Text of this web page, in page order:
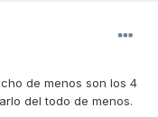
de menos son los 4
del todo de menos.